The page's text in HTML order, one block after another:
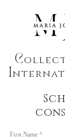
C
I
First Name *